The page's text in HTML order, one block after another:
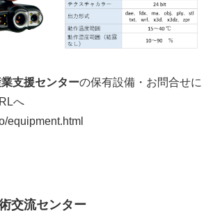
支援センターの保有設備・お問合せに
へ
equipment.html
交流センター